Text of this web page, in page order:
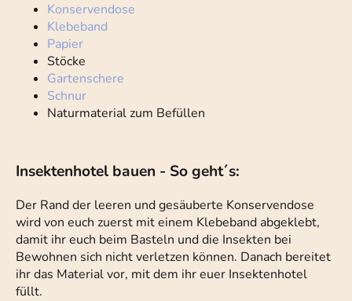
Konservendose
Klebeband
Papier
Stöcke
Gartenschere
Schnur
Naturmaterial zum Befüllen
Insektenhotel bauen - So geht´s:
Der Rand der leeren und gesäuberte Konservendose
wird von euch zuerst mit einem Klebeband abgeklebt,
damit ihr euch beim Basteln und die Insekten bei
Bewohnen sich nicht verletzen können. Danach bereitet
ihr das Material vor, mit dem ihr euer Insektenhotel
füllt.